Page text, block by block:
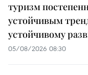
туризм
устойчивым
устойчивому
05/08/2026 08:30